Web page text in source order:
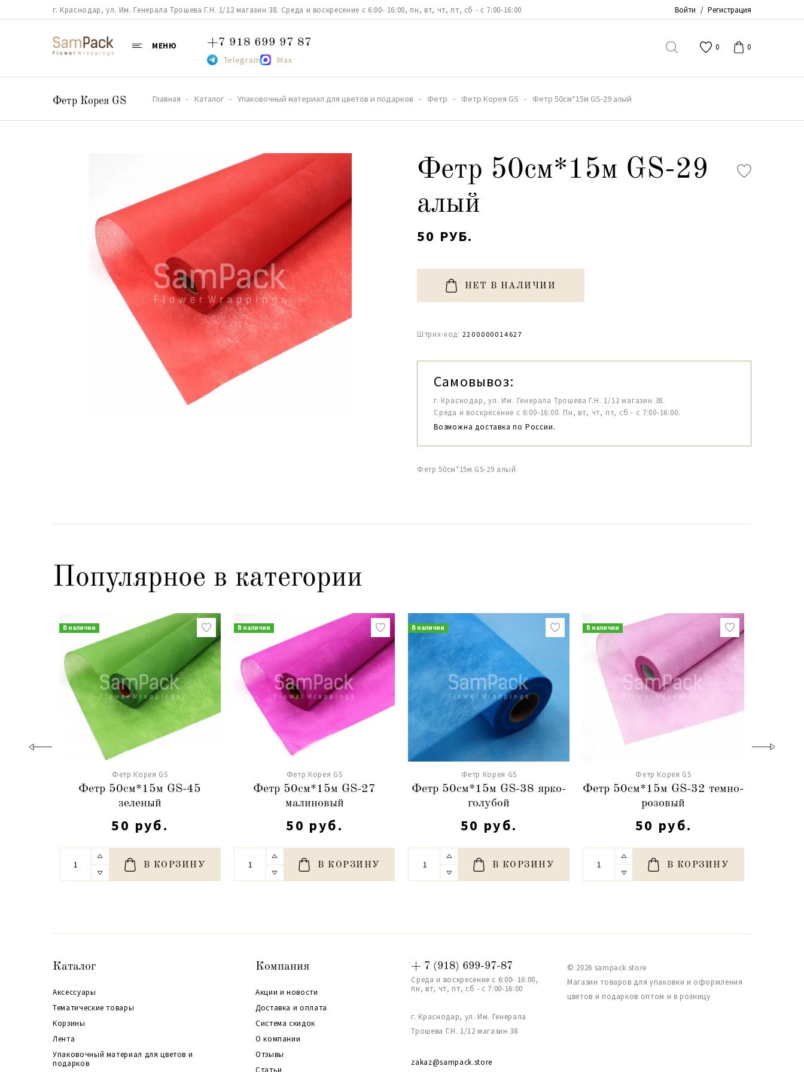
г. Краснодар, ул. Им. Генерала Трошева Г.Н. 1/12 магазин 38. Среда и воскресение с 6:00- 16:00, пн, вт, чт, пт, сб - с 7:00-16:00 Войти / Регистрация
МЕНЮ +7 918 699 97 87
Telegram Max
0 0
Фетр Корея GS Главная Каталог Упаковочный материал для цветов и подарков Фетр Фетр Корея GS Фетр 50см*15м GS-29 алый
Фетр 50см*15м GS-29
алый
50 РУБ.
НЕТ В НАЛИЧИИ
Штрих-код: 2200000014627
Самовывоз:
г. Краснодар, ул. Им. Генерала Трошева Г.Н. 1/12 магазин 38.
Среда и воскресение с 6:00-16:00. Пн, вт, чт, пт, сб - с 7:00-16:00.
Возможна доставка по России.
Фетр 50см*15м GS-29 алый
Популярное в категории
В наличии
Фетр Корея GS
Фетр 50см*15м GS-45
зеленый
50 руб.
В КОРЗИНУ
В наличии
Фетр Корея GS
Фетр 50см*15м GS-27
малиновый
50 руб.
В КОРЗИНУ
В наличии
Фетр Корея GS
Фетр 50см*15м GS-38 ярко-
голубой
50 руб.
В КОРЗИНУ
В наличии
Фетр Корея GS
Фетр 50см*15м GS-32 темно-
розовый
50 руб.
В КОРЗИНУ
Каталог
Аксессуары
Тематические товары
Корзины
Лента
Упаковочный материал для цветов и
подарков
Компания
Акции и новости
Доставка и оплата
Система скидок
О компании
Отзывы
Статьи
+ 7 (918) 699-97-87
Среда и воскресение с 6:00- 16:00,
пн, вт, чт, пт, сб - с 7:00-16:00
г. Краснодар, ул. Им. Генерала
Трошева Г.Н. 1/12 магазин 38
zakaz@sampack.store
© 2026 sampack.store
Магазин товаров для упаковки и оформления
цветов и подарков оптом и в розницу